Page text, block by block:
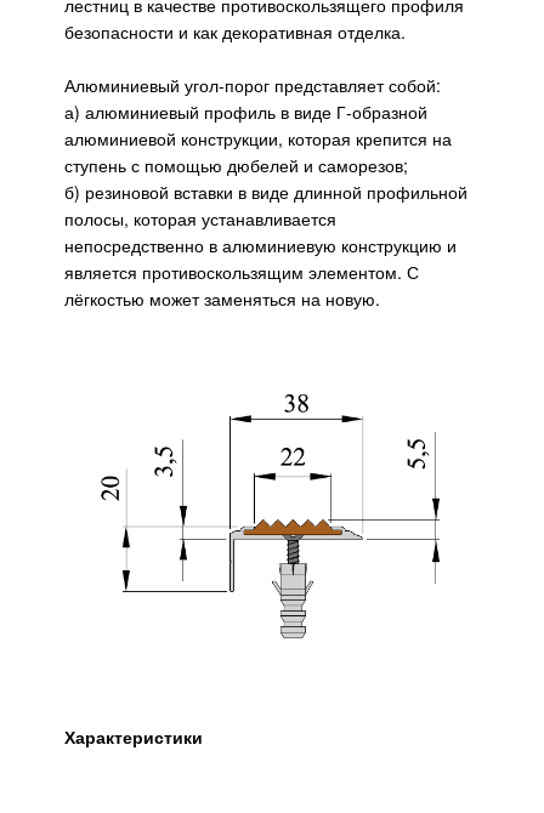
безопасности и как декоративная отделка.
Алюминиевый угол-порог представляет собой:
а) алюминиевый профиль в виде Г-образной
алюминиевой конструкции, которая крепится на
ступень с помощью дюбелей и саморезов;
б) резиновой вставки в виде длинной профильной
полосы, которая устанавливается
непосредственно в алюминиевую конструкцию и
является противоскользящим элементом. С
лёгкостью может заменяться на новую.
Характеристики